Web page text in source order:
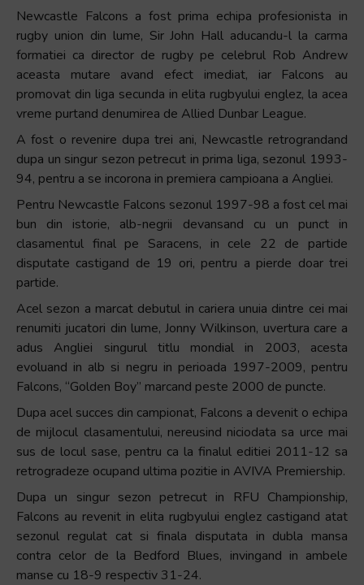
Newcastle Falcons a fost prima echipa profesionista in
rugby union din lume, Sir John Hall aducandu-l la carma
formatiei ca director de rugby pe celebrul Rob Andrew
aceasta mutare avand efect imediat, iar Falcons au
promovat din liga secunda in elita rugbyului englez, la acea
vreme purtand denumirea de Allied Dunbar League.
A fost o revenire dupa trei ani, Newcastle retrograndand
dupa un singur sezon petrecut in prima liga, sezonul 1993-
94, pentru a se incorona in premiera campioana a Angliei.
Pentru Newcastle Falcons sezonul 1997-98 a fost cel mai
bun din istorie, alb-negrii devansand cu un punct in
clasamentul final pe Saracens, in cele 22 de partide
disputate castigand de 19 ori, pentru a pierde doar trei
partide.
Acel sezon a marcat debutul in cariera unuia dintre cei mai
renumiti jucatori din lume, Jonny Wilkinson, uvertura care a
adus Angliei singurul titlu mondial in 2003, acesta
evoluand in alb si negru in perioada 1997-2009, pentru
Falcons, “Golden Boy” marcand peste 2000 de puncte.
Dupa acel succes din campionat, Falcons a devenit o echipa
de mijlocul clasamentului, nereusind niciodata sa urce mai
sus de locul sase, pentru ca la finalul editiei 2011-12 sa
retrogradeze ocupand ultima pozitie in AVIVA Premiership.
Dupa un singur sezon petrecut in RFU Championship,
Falcons au revenit in elita rugbyului englez castigand atat
sezonul regulat cat si finala disputata in dubla mansa
contra celor de la Bedford Blues, invingand in ambele
manse cu 18-9 respectiv 31-24.